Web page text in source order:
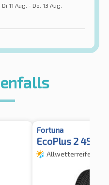
11 Aug. - Do. 13 Aug.
Fortuna
EcoPlus 2 4S
Allwetterreifen